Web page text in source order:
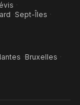
·
·Sept-Îles ·
·Bruxelles ·